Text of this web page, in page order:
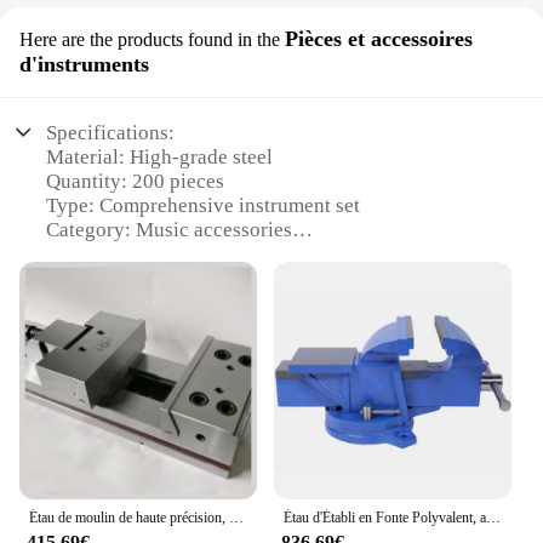
Here are the products found in the Pièces et accessoires
d'instruments
Specifications:
Material: High-grade steel
Quantity: 200 pieces
Type: Comprehensive instrument set
Category: Music accessories
Usage: Ideal for professional musicians and
Features:
|Wholesale|
**Unmatched Quality and Versatility**
The étau QH200 is a testament to the fusion of
durability and precision, crafted from high-grade
steel that promises longevity and resilience. With a
generous quantity of 200 pieces, this
Étau d'Établi en Fonte Polyvalent, avec Base de Comcussion, 3/4/5/6/8/10 Pouces